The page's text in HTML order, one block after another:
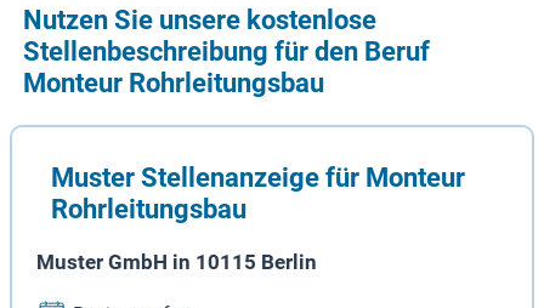
Nutzen Sie unsere kostenlose
Stellenbeschreibung für den Beruf
Monteur Rohrleitungsbau
Muster Stellenanzeige für Monteur
Rohrleitungsbau
Muster GmbH in 10115 Berlin